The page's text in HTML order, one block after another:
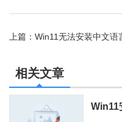
上篇： Win11无法安装中文语
相关文章
Win11